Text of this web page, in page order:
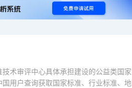
术审评中心具体承担建设的公益类国家
用户查询获取国家标准、行业标准、地